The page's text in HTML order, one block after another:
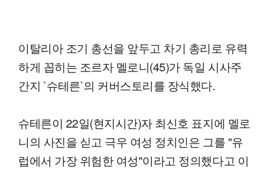
이탈리아 조기 총선을 앞두고 차기 총리로 유력
하게 꼽히는 조르자 멜로니(45)가 독일 시사주
간지 `슈테른`의 커버스토리를 장식했다.
슈테른이 22일(현지시간)자 최신호 표지에 멜로
니의 사진을 싣고 극우 여성 정치인은 그를 "유
럽에서 가장 위험한 여성"이라고 정의했다고 이